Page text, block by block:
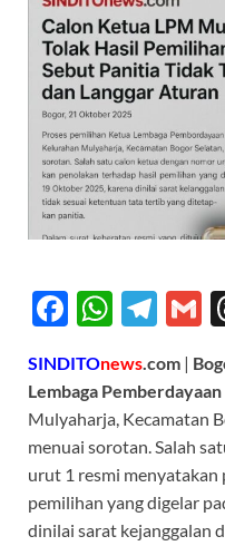
F
e
b
o
o
k
W
at
s
A
p
p
T
e
gr
a
m
SINDITOnews.com |
Lembaga
Mulyaharja, Kecamatan
menuai sorotan. Salah
urut 1 resmi
pemilihan yang digelar
dinilai sarat kejanggalan